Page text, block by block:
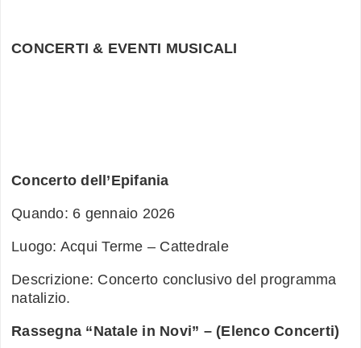
CONCERTI & EVENTI MUSICALI
Concerto dell’Epifania
Quando: 6 gennaio 2026
Luogo: Acqui Terme – Cattedrale
Descrizione: Concerto conclusivo del programma
natalizio.
Rassegna “Natale in Novi” – (Elenco Concerti)